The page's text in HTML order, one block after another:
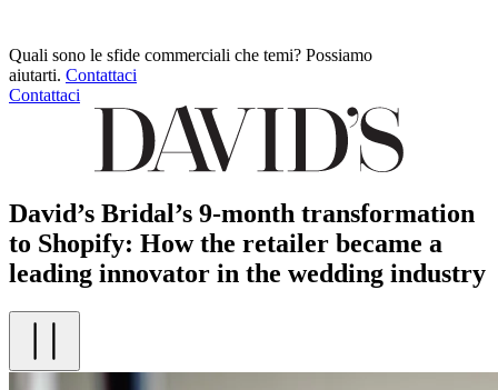
Quali sono le sfide commerciali che temi? Possiamo
aiutarti. Contattaci
Contattaci
David’s Bridal’s 9-month transformation
to Shopify: How the retailer became a
leading innovator in the wedding industry